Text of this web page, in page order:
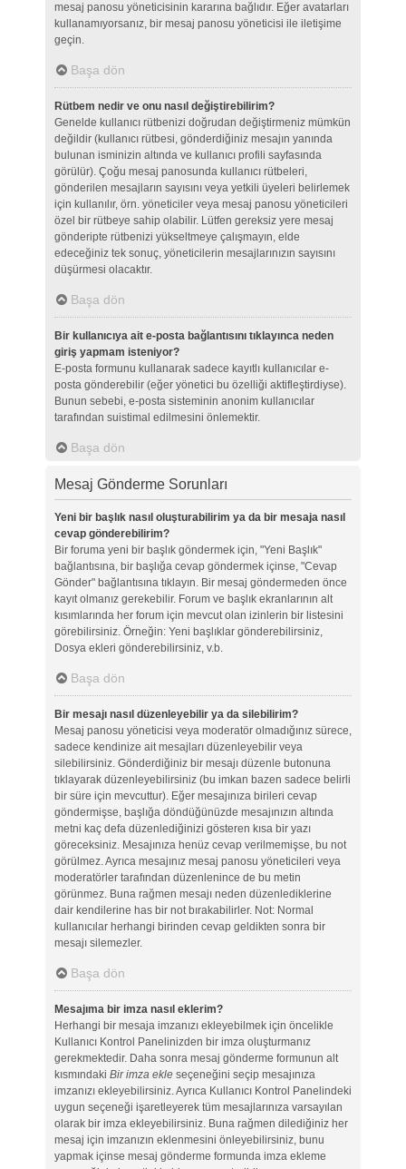
mesaj panosu yöneticisinin kararına bağlıdır. Eğer avatarları
kullanamıyorsanız, bir mesaj panosu yöneticisi ile iletişime
geçin.
Başa dön
Rütbem nedir ve onu nasıl değiştirebilirim?
Genelde kullanıcı rütbenizi doğrudan değiştirmeniz mümkün
değildir (kullanıcı rütbesi, gönderdiğiniz mesajın yanında
bulunan isminizin altında ve kullanıcı profili sayfasında
görülür). Çoğu mesaj panosunda kullanıcı rütbeleri,
gönderilen mesajların sayısını veya yetkili üyeleri belirlemek
için kullanılır, örn. yöneticiler veya mesaj panosu yöneticileri
özel bir rütbeye sahip olabilir. Lütfen gereksiz yere mesaj
gönderipte rütbenizi yükseltmeye çalışmayın, elde
edeceğiniz tek sonuç, yöneticilerin mesajlarınızın sayısını
düşürmesi olacaktır.
Başa dön
Bir kullanıcıya ait e-posta bağlantısını tıklayınca neden
giriş yapmam isteniyor?
E-posta formunu kullanarak sadece kayıtlı kullanıcılar e-
posta gönderebilir (eğer yönetici bu özelliği aktifleştirdiyse).
Bunun sebebi, e-posta sisteminin anonim kullanıcılar
tarafından suistimal edilmesini önlemektir.
Başa dön
Mesaj Gönderme Sorunları
Yeni bir başlık nasıl oluşturabilirim ya da bir mesaja nasıl
cevap gönderebilirim?
Bir foruma yeni bir başlık göndermek için, "Yeni Başlık"
bağlantısına, bir başlığa cevap göndermek içinse, "Cevap
Gönder" bağlantısına tıklayın. Bir mesaj göndermeden önce
kayıt olmanız gerekebilir. Forum ve başlık ekranlarının alt
kısımlarında her forum için mevcut olan izinlerin bir listesini
görebilirsiniz. Örneğin: Yeni başlıklar gönderebilirsiniz,
Dosya ekleri gönderebilirsiniz, v.b.
Başa dön
Bir mesajı nasıl düzenleyebilir ya da silebilirim?
Mesaj panosu yöneticisi veya moderatör olmadığınız sürece,
sadece kendinize ait mesajları düzenleyebilir veya
silebilirsiniz. Gönderdiğiniz bir mesajı düzenle butonuna
tıklayarak düzenleyebilirsiniz (bu imkan bazen sadece belirli
bir süre için mevcuttur). Eğer mesajınıza birileri cevap
göndermişse, başlığa döndüğünüzde mesajınızın altında
metni kaç defa düzenlediğinizi gösteren kısa bir yazı
göreceksiniz. Mesajınıza henüz cevap verilmemişse, bu not
görülmez. Ayrıca mesajınız mesaj panosu yöneticileri veya
moderatörler tarafından düzenlenince de bu metin
görünmez. Buna rağmen mesajı neden düzenlediklerine
dair kendilerine has bir not bırakabilirler. Not: Normal
kullanıcılar herhangi birinden cevap geldikten sonra bir
mesajı silemezler.
Başa dön
Mesajıma bir imza nasıl eklerim?
Herhangi bir mesaja imzanızı ekleyebilmek için öncelikle
Kullanıcı Kontrol Panelinizden bir imza oluşturmanız
gerekmektedir. Daha sonra mesaj gönderme formunun alt
kısmındaki Bir imza ekleseçeneğini seçip mesajınıza
imzanızı ekleyebilirsiniz. Ayrıca Kullanıcı Kontrol Panelindeki
uygun seçeneği işaretleyerek tüm mesajlarınıza varsayılan
olarak bir imza ekleyebilirsiniz. Buna rağmen dilediğiniz her
mesaj için imzanızın eklenmesini önleyebilirsiniz, bunu
yapmak içinse mesaj gönderme formunda imza ekleme